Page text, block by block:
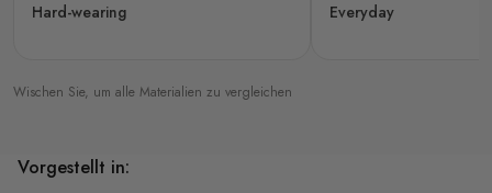
Hard-wearing Everyday
Wischen Sie, um alle Materialien zu vergleichen
Vorgestellt in: